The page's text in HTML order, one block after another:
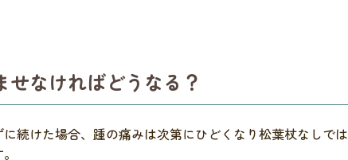
なければどうなる？
続けた場合、踵の痛みは次第にひどくなり松葉杖なしでは